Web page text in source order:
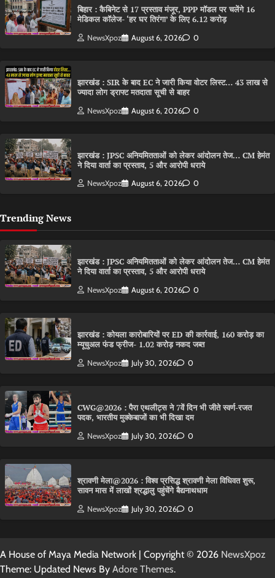
बिहार : कैबिनेट से 17 प्रस्ताव मंजूर, PPP मॉडल पर चलेंगे 16
मेडिकल कॉलेज- ‘हर घर तिरंगा’ के लिए 6.12 करोड़
NewsXpoz August 6, 2026 0
झारखंड : SIR के बाद EC ने जारी किया वोटर लिस्ट… 43 लाख से
ज्यादा लोग ड्राफ्ट मतदाता सूची से बाहर
NewsXpoz August 6, 2026 0
झारखंड : JPSC अनियमितताओं को लेकर आंदोलन तेज… CM हेमंत
ने दिया वार्ता का प्रस्ताव, 5 और आरोपी धराये
NewsXpoz August 6, 2026 0
Trending News
झारखंड : JPSC अनियमितताओं को लेकर आंदोलन तेज… CM हेमंत
ने दिया वार्ता का प्रस्ताव, 5 और आरोपी धराये
NewsXpoz August 6, 2026 0
झारखंड : कोयला कारोबारियों पर ED की कार्रवाई, 160 करोड़ का
म्यूचुअल फंड फ्रीज- 1.02 करोड़ नकद जब्त
NewsXpoz July 30, 2026 0
CWG@2026 : पैरा एथलीट्स ने 7वें दिन भी जीते स्वर्ण-रजत
पदक, भारतीय मुक्केबाजों का भी दिखा दम
NewsXpoz July 30, 2026 0
श्रावणी मेला@2026 : विश्व प्रसिद्ध श्रावणी मेला विधिवत शुरू,
सावन मास में लाखों श्रद्धालु पहुंचेंगे बैद्यनाथधाम
NewsXpoz July 30, 2026 0
A House of Maya Media Network | Copyright © 2026 NewsXpoz
Theme: Updated News By Adore Themes.